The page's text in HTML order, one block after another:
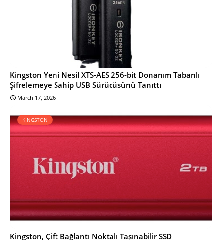
Kingston Yeni Nesil XTS-AES 256-bit Donanım Tabanlı
Şifrelemeye Sahip USB Sürücüsünü Tanıttı
March 17, 2026
KİNGSTON
Kingston, Çift Bağlantı Noktalı Taşınabilir SSD